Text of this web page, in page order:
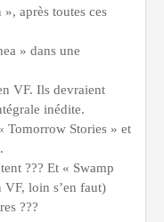
après toutes ces
» dans une
VF. Ils devraient
inédite.
Tomorrow Stories » et
??? Et « Swamp
loin s’en faut)
???